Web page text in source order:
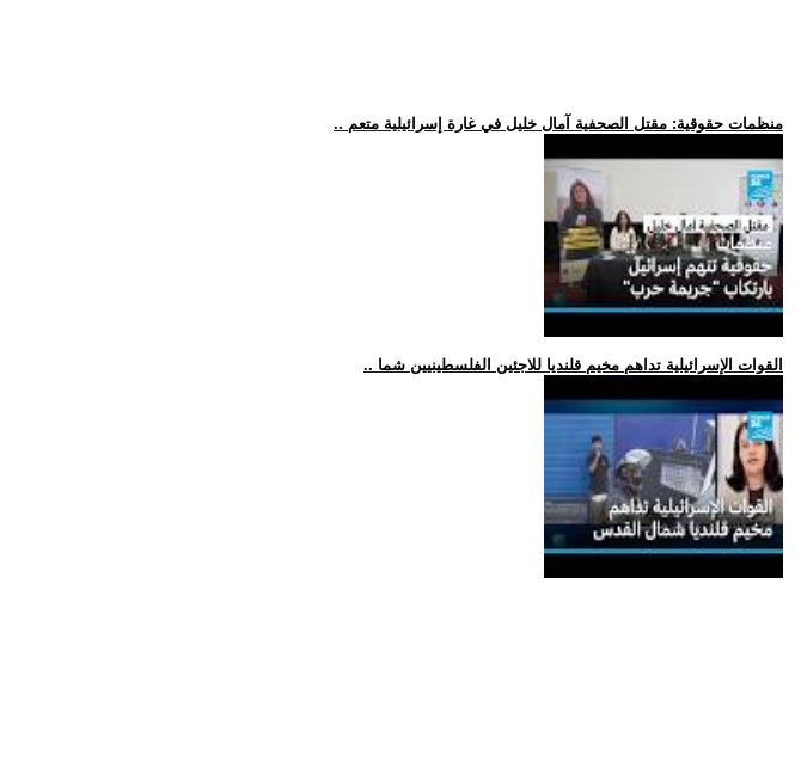
.. منظمات حقوقية: مقتل الصحفية آمال خليل في غارة إسرائيلية متعم
.. القوات الإسرائيلية تداهم مخيم قلنديا للاجئين الفلسطينيين شما